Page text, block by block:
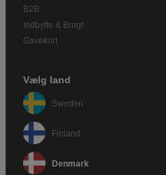
B2B
Indbytte & Brugt
Gavekort
Vælg land
Sweden
Finland
Denmark